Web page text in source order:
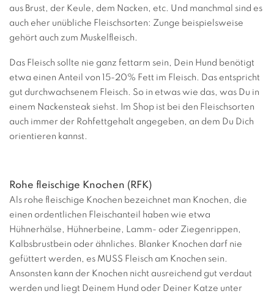
aus Brust, der Keule, dem Nacken, etc. Und manchmal sind es
auch eher unübliche Fleischsorten: Zunge beispielsweise
gehört auch zum Muskelfleisch.
Das Fleisch sollte nie ganz fettarm sein, Dein Hund benötigt
etwa einen Anteil von 15-20% Fett im Fleisch. Das entspricht
gut durchwachsenem Fleisch. So in etwas wie das, was Du in
einem Nackensteak siehst. Im Shop ist bei den Fleischsorten
auch immer der Rohfettgehalt angegeben, an dem Du Dich
orientieren kannst.
Rohe fleischige Knochen (RFK)
Als rohe fleischige Knochen bezeichnet man Knochen, die
einen ordentlichen Fleischanteil haben wie etwa
Hühnerhälse, Hühnerbeine, Lamm- oder Ziegenrippen,
Kalbsbrustbein oder ähnliches. Blanker Knochen darf nie
gefüttert werden, es MUSS Fleisch am Knochen sein.
Ansonsten kann der Knochen nicht ausreichend gut verdaut
werden und liegt Deinem Hund oder Deiner Katze unter